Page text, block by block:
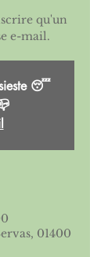
qu'un
😴
01400